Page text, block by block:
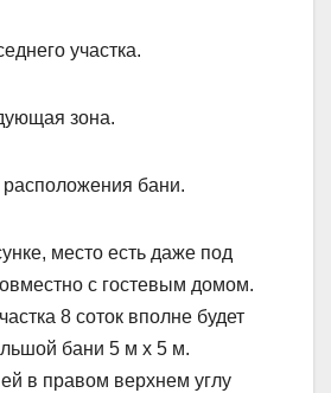
участка.
зона.
бани.
место есть даже под
с гостевым домом.
8 соток вполне будет
бани 5 м х 5 м.
в правом верхнем углу